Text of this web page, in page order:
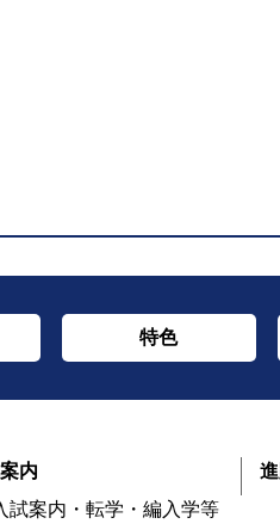
特色
内
試案内・転学・編入学等